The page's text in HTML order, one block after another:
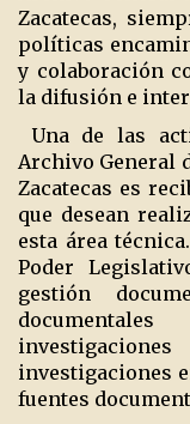
Zacatecas,
políticas
y colaboración
la difusión e
Una de las
Archivo General
Zacatecas es
que desean
esta área
Poder
gestión
investigaciones
fuentes